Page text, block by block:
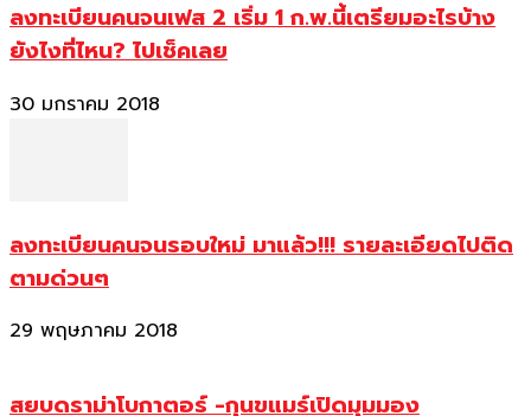
ลงทะเบียนคนจนเฟส 2 เริ่ม 1 ก.พ.นี้เตรียมอะไรบ้าง
ยังไงที่ไหน? ไปเช็คเลย
30 มกราคม 2018
ลงทะเบียนคนจนรอบใหม่ มาแล้ว!!! รายละเอียดไปติด
ตามด่วนๆ
29 พฤษภาคม 2018
สยบดราม่าโบกาตอร์ -กุนขแมร์เปิดมุมมอง